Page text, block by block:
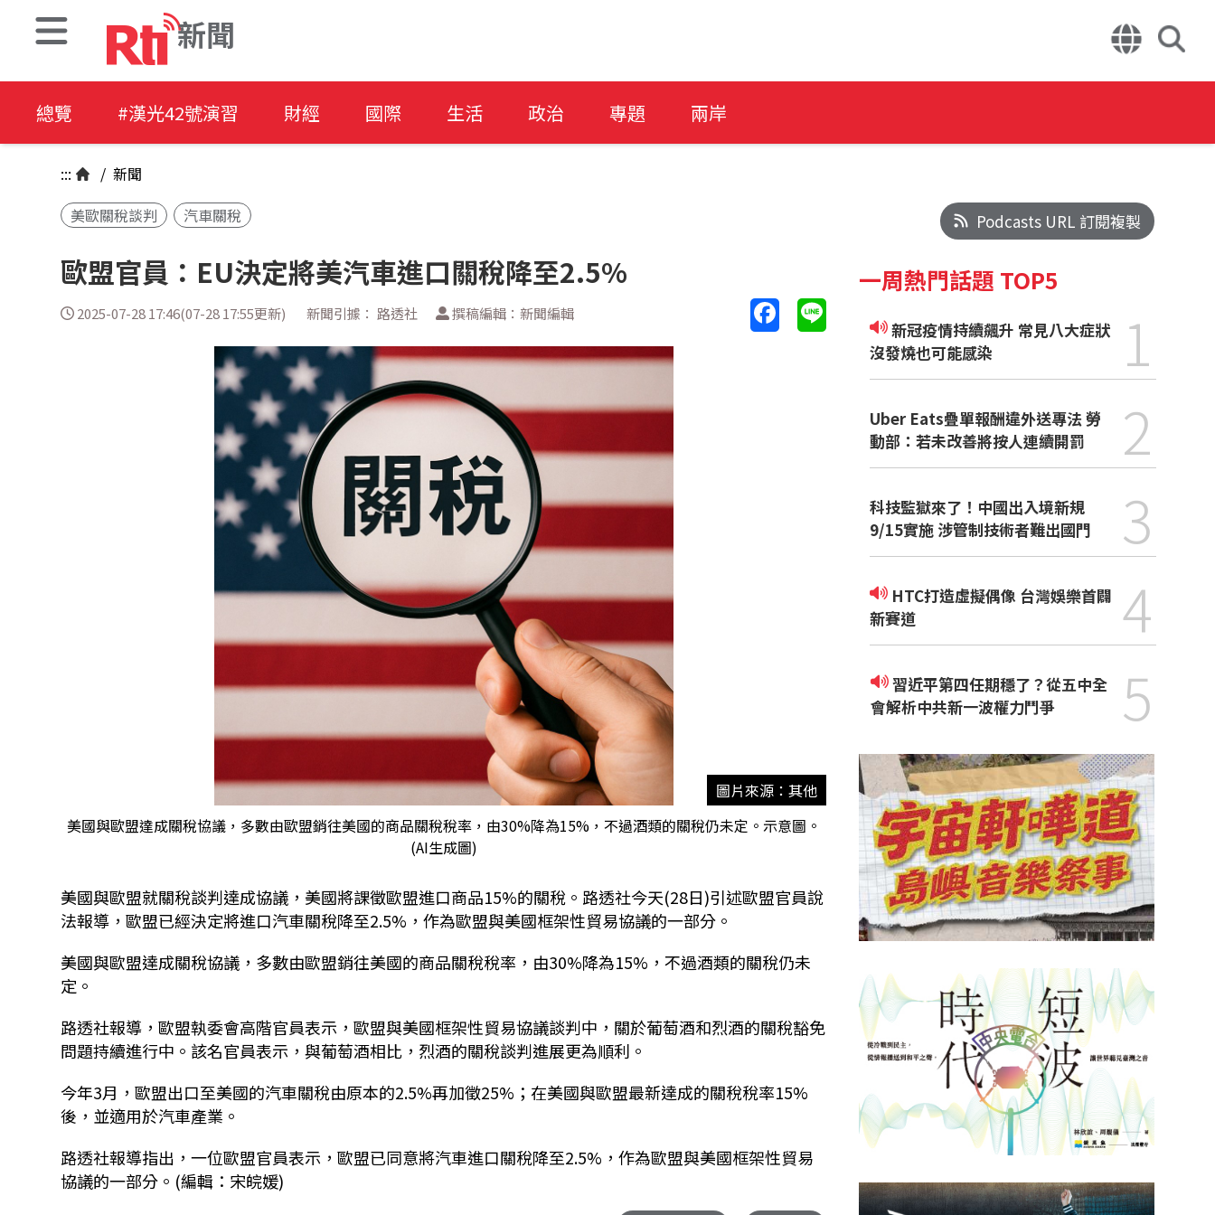
新聞
總覽 #漢光42號演習 財經 國際 生活 政治 專題 兩岸
::: / 新聞
美歐關稅談判
汽車關稅
歐盟官員：EU決定將美汽車進口關稅降至2.5%
2025-07-28 17:46(07-28 17:55更新) 新聞引據： 路透社 撰稿編輯：新聞編輯
圖片來源：其他
美國與歐盟達成關稅協議，多數由歐盟銷往美國的商品關稅稅率，由30%降為15%，不過酒類的關稅仍未定。示意圖。
(AI生成圖)
美國與歐盟就關稅談判達成協議，美國將課徵歐盟進口商品15%的關稅。路透社今天(28日)引述歐盟官員說
法報導，歐盟已經決定將進口汽車關稅降至2.5% ，作為歐盟與美國框架性貿易協議的一部分。
美國與歐盟達成關稅協議，多數由歐盟銷往美國的商品關稅稅率，由30%降為15% ，不過酒類的關稅仍未
定。
路透社報導，歐盟執委會高階官員表示，歐盟與美國框架性貿易協議談判中，關於葡萄酒和烈酒的關稅豁免
問題持續進行中。該名官員表示，與葡萄酒相比，烈酒的關稅談判進展更為順利。
今年3月，歐盟出口至美國的汽車關稅由原本的2.5%再加徵25% ；在美國與歐盟最新達成的關稅稅率15%
後，並適用於汽車產業。
路透社報導指出，一位歐盟官員表示，歐盟已同意將汽車進口關稅降至2.5% ，作為歐盟與美國框架性貿易
協議的一部分。(編輯：宋皖媛)
Podcasts URL 訂閱複製
一周熱門話題 TOP5
新冠疫情持續飆升 常見八大症狀
沒發燒也可能感染
1
Uber Eats疊單報酬違外送專法 勞
動部：若未改善將按人連續開罰
2
科技監獄來了！中國出入境新規
9/15實施 涉管制技術者難出國門
3
新賽道
4
習近平第四任期穩了？從五中全
會解析中共新一波權力鬥爭
5